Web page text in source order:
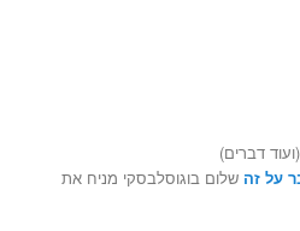
דברים)
על זה שלום בוגוסלבסקי מניח את